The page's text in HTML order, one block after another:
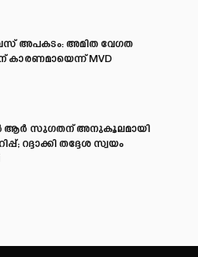
ബസ് അപകടം: അമിത വേഗത
കാരണമായെന്ന് MVD
ആർ സുഗതന് അനുകൂലമായി
റദ്ദാക്കി തദ്ദേശ സ്വയം